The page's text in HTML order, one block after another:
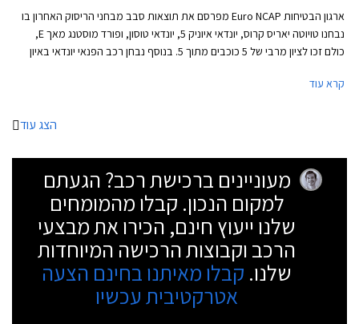
ארגון הבטיחות Euro NCAP מפרסם את תוצאות סבב מבחני הריסוק האחרון בו
נבחנו טויוטה יאריס קרוס, יונדאי איוניק 5, יונדאי טוסון, ופורד מוסטנג מאך E,
כולם זכו לציון מרבי של 5 כוכבים מתוך 5. בנוסף נבחן רכב הפנאי יונדאי באיון
פרוטוקול המבחן שהפך למחמיר יותר, עם בדיקה מעמיקה של תפקוד מערכות
טרנזיט ולפורד טרנזיט קאסטום שזכו לדירוג זהב לאחר שפורד הוסיפה להם
קרא עוד
הצג עוד
מעוניינים ברכישת רכב? הגעתם
למקום הנכון. קבלו מהמומחים
שלנו ייעוץ חינם, הכירו את מבצעי
הרכב וקבוצות הרכישה המיוחדות
שלנו. קבלו מאיתנו בחינם הצעה
אטרקטיבית עכשיו